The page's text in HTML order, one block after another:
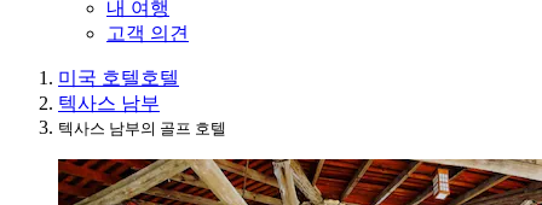
내 여행
고객 의견
미국 호텔호텔
텍사스 남부
텍사스 남부의 골프 호텔